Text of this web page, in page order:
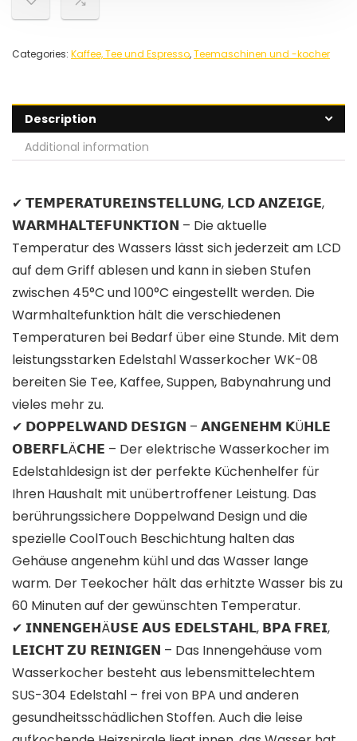
Categories: Kaffee, Tee und Espresso,Teemaschinen und -kocher
Description
Additional information
✔ 𝗧𝗘𝗠𝗣𝗘𝗥𝗔𝗧𝗨𝗥𝗘𝗜𝗡𝗦𝗧𝗘𝗟𝗟𝗨𝗡𝗚, 𝗟𝗖𝗗 𝗔𝗡𝗭𝗘𝗜𝗚𝗘,
𝗪𝗔𝗥𝗠𝗛𝗔𝗟𝗧𝗘𝗙𝗨𝗡𝗞𝗧𝗜𝗢𝗡 – Die aktuelle
Temperatur des Wassers lässt sich jederzeit am LCD
auf dem Griff ablesen und kann in sieben Stufen
zwischen 45°C und 100°C eingestellt werden. Die
Warmhaltefunktion hält die verschiedenen
Temperaturen bei Bedarf über eine Stunde. Mit dem
leistungsstarken Edelstahl Wasserkocher WK-08
bereiten Sie Tee, Kaffee, Suppen, Babynahrung und
vieles mehr zu.
✔ 𝗗𝗢𝗣𝗣𝗘𝗟𝗪𝗔𝗡𝗗 𝗗𝗘𝗦𝗜𝗚𝗡 – 𝗔𝗡𝗚𝗘𝗡𝗘𝗛𝗠 𝗞Ü𝗛𝗟𝗘
𝗢𝗕𝗘𝗥𝗙𝗟Ä𝗖𝗛𝗘 – Der elektrische Wasserkocher im
Edelstahldesign ist der perfekte Küchenhelfer für
Ihren Haushalt mit unübertroffener Leistung. Das
berührungssichere Doppelwand Design und die
spezielle CoolTouch Beschichtung halten das
Gehäuse angenehm kühl und das Wasser lange
warm. Der Teekocher hält das erhitzte Wasser bis zu
60 Minuten auf der gewünschten Temperatur.
✔ 𝗜𝗡𝗡𝗘𝗡𝗚𝗘𝗛Ä𝗨𝗦𝗘 𝗔𝗨𝗦 𝗘𝗗𝗘𝗟𝗦𝗧𝗔𝗛𝗟, 𝗕𝗣𝗔 𝗙𝗥𝗘𝗜,
𝗟𝗘𝗜𝗖𝗛𝗧 𝗭𝗨 𝗥𝗘𝗜𝗡𝗜𝗚𝗘𝗡 – Das Innengehäuse vom
Wasserkocher besteht aus lebensmittelechtem
SUS-304 Edelstahl – frei von BPA und anderen
gesundheitsschädlichen Stoffen. Auch die leise